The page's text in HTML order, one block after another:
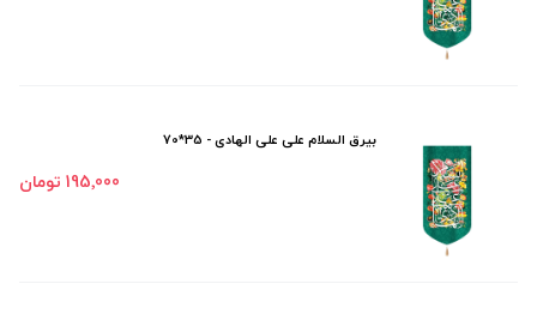
بیرق السلام علی علی الهادی - 35*70
195٬000 تومان